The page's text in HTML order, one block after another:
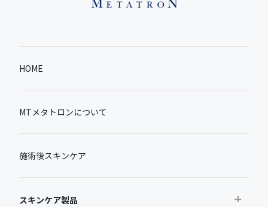
HOME
MTメタトロンについて
施術後スキンケア
スキンケア製品